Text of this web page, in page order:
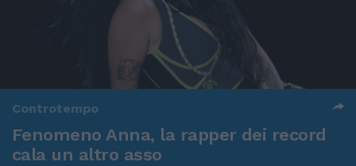
Controtempo
Fenomeno Anna, la rapper dei record
cala un altro asso